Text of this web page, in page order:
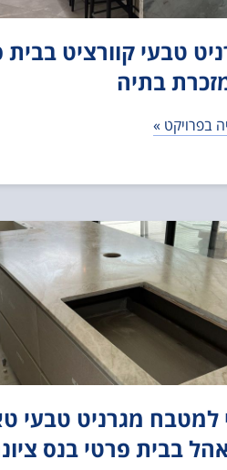
טבעי קוורציט בבית
בתיה
בפרויקט »
למטבח מגרניט טבעי
בבית פרטי בנס